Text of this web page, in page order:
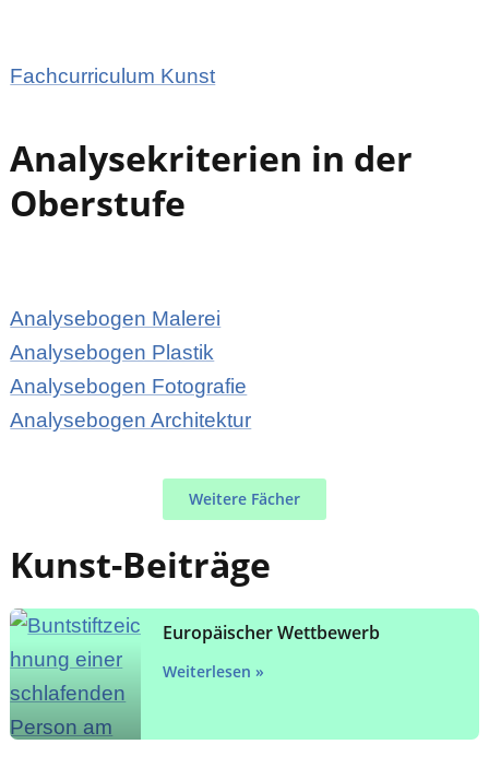
Fachcurriculum Kunst
Analysekriterien in der
Oberstufe
Analysebogen Malerei
Analysebogen Plastik
Analysebogen Fotografie
Analysebogen Architektur
Weitere Fächer
Kunst-Beiträge
Europäischer Wettbewerb
Weiterlesen »